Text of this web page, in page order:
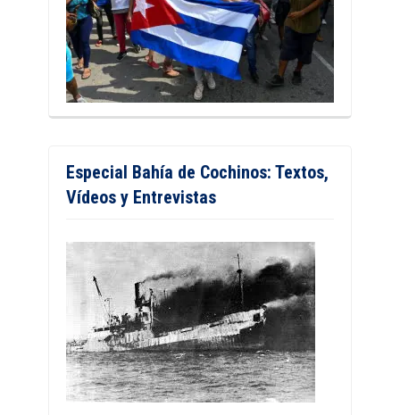
Especial Bahía de Cochinos: Textos,
Vídeos y Entrevistas